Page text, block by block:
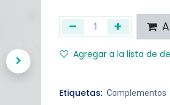
Agregar a la lista de
Etiquetas: Complementos